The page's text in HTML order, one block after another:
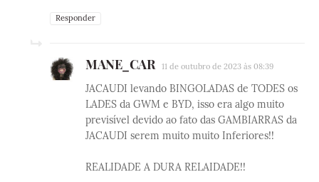
Responder
MANE_CAR 11 de outubro de 2023 às 08:39
JACAUDI levando BINGOLADAS de TODES os
LADES da GWM e BYD, isso era algo muito
previsível devido ao fato das GAMBIARRAS da
JACAUDI serem muito muito Inferiores!!
REALIDADE A DURA RELAIDADE!!